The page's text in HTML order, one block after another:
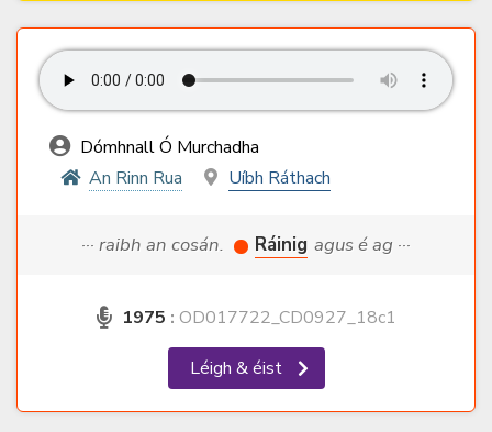
Dómhnall Ó Murchadha
An Rinn Rua
Uíbh Ráthach
··· raibh an cosán. Ráinig agus é ag ···
1975 : OD017722_CD0927_18c1
Léigh & éist